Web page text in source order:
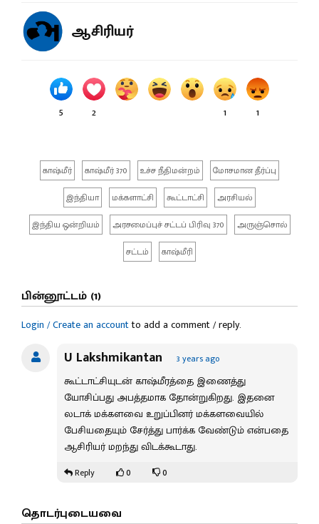
ஆசிரியர்
5 2 1 1
காஷ்மீர் காஷ்மீர் 370 உச்ச நீதிமன்றம்
மோசமான தீர்ப்பு
இந்தியா
மக்களாட்சி கூட்டாட்சி
அரசியல்
இந்திய ஒன்றியம்
அரசமைப்புச் சட்டப் பிரிவு 370
அருஞ்சொல்
சட்டம்
காஷ்மீரி
பின்னூட்டம் (1)
Login / Create an accountto add a comment / reply.
U Lakshmikantan 3 years ago
கூட்டாட்சியுடன் காஷ்மீரத்தை இணைத்து
யோசிப்பது அபத்தமாக தோன்றுகிறது. இதனை
லடாக் மக்களவை உறுப்பினர் மக்களவையில்
பேசியதையும் சேர்த்து பார்க்க வேண்டும் என்பதை
ஆசிரியர் மறந்து விடக்கூடாது.
Reply 0 0
தொடர்புடையவை